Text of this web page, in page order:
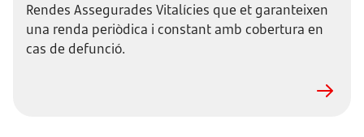
Rendes Assegurades Vitalícies que et garanteixen
una renda periòdica i constant amb cobertura en
cas de defunció.